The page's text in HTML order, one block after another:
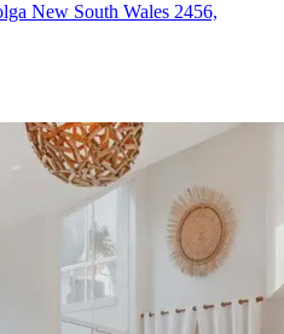
New South Wales 2456,